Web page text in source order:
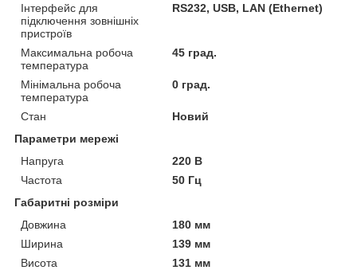
Інтерфейс для
підключення зовнішніх
пристроїв
RS232, USB, LAN (Ethernet)
Максимальна робоча
температура
45 град.
Мінімальна робоча
температура
0 град.
Стан
Новий
Параметри мережі
Напруга
220 В
Частота
50 Гц
Габаритні розміри
Довжина
180 мм
Ширина
139 мм
Висота
131 мм